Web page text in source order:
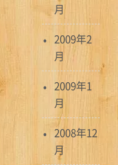
月
2009年2
月
2009年1
月
2008年12
月